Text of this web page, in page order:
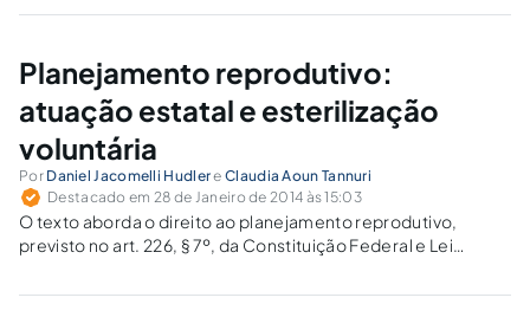
a Defensoria Pública atua.
Planejamento reprodutivo:
atuação estatal e esterilização
voluntária
Por Daniel Jacomelli HudlereClaudia Aoun Tannuri
Destacado em 28 de Janeiro de 2014 às 15:03
O texto aborda o direito ao planejamento reprodutivo,
previsto no art. 226, § 7º, da Constituição Federal e Lei